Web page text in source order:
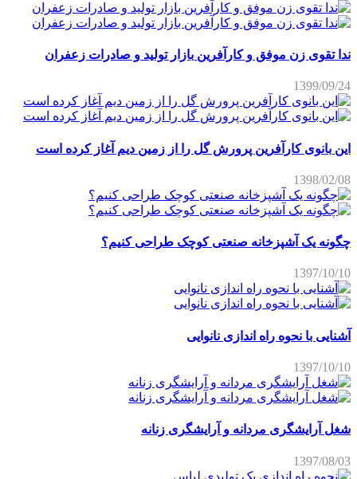
ندا تقوی زن موفق و کارآفرین بازار تولید و صادرات زعفران
1399/09/24
این بانوی کارآفرین پرورش گل را از زمین دیم آغاز کرده است
1398/02/08
چگونه یک آشپزخانه صنعتی کوچک طراحی کنیم؟
1397/10/10
آشنایی با نحوه راه اندازی نانوایی
1397/10/10
شغل آرایشگری مردانه و آرایشگری زنانه
1397/08/03